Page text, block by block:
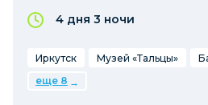
4 дня 3 ночи
Иркутск Музей «Тальцы»
еще 8